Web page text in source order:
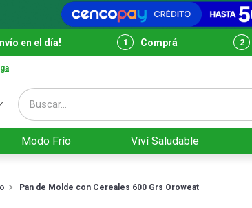
en el día! Comprá
Buscar...
Modo Frío Viví Saludable
Pan de Molde con Cereales 600 Grs Oroweat
más buscados